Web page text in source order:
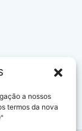
a nossos
termos da nova